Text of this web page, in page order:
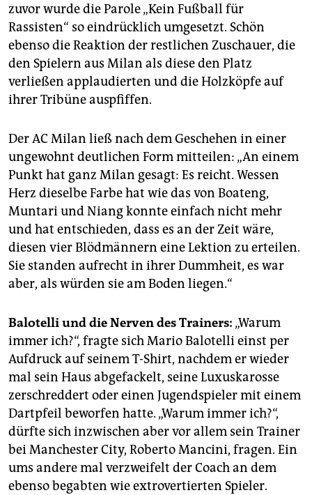
zuvor wurde die Parole „Kein Fußball für
Rassisten“ so eindrücklich umgesetzt. Schön
ebenso die Reaktion der restlichen Zuschauer, die
den Spielern aus Milan als diese den Platz
verließen applaudierten und die Holzköpfe auf
ihrer Tribüne auspfiffen.
Der AC Milan ließ nach dem Geschehen in einer
ungewohnt deutlichen Form mitteilen: „An einem
Punkt hat ganz Milan gesagt: Es reicht. Wessen
Herz dieselbe Farbe hat wie das von Boateng,
Muntari und Niang konnte einfach nicht mehr
und hat entschieden, dass es an der Zeit wäre,
diesen vier Blödmännern eine Lektion zu erteilen.
Sie standen aufrecht in ihrer Dummheit, es war
aber, als würden sie am Boden liegen.“
Balotelli und die Nerven des Trainers: „Warum
immer ich?“, fragte sich Mario Balotelli einst per
Aufdruck auf seinem T-Shirt, nachdem er wieder
mal sein Haus abgefackelt, seine Luxuskarosse
zerschreddert oder einen Jugendspieler mit einem
Dartpfeil beworfen hatte. „Warum immer ich?“,
dürfte sich inzwischen aber vor allem sein Trainer
bei Manchester City, Roberto Mancini, fragen. Ein
ums andere mal verzweifelt der Coach an dem
ebenso begabten wie extrovertierten Spieler.